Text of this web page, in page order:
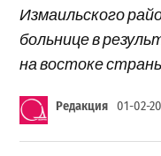
Измаильского
больнице в
на востоке
Редакция 01-02-